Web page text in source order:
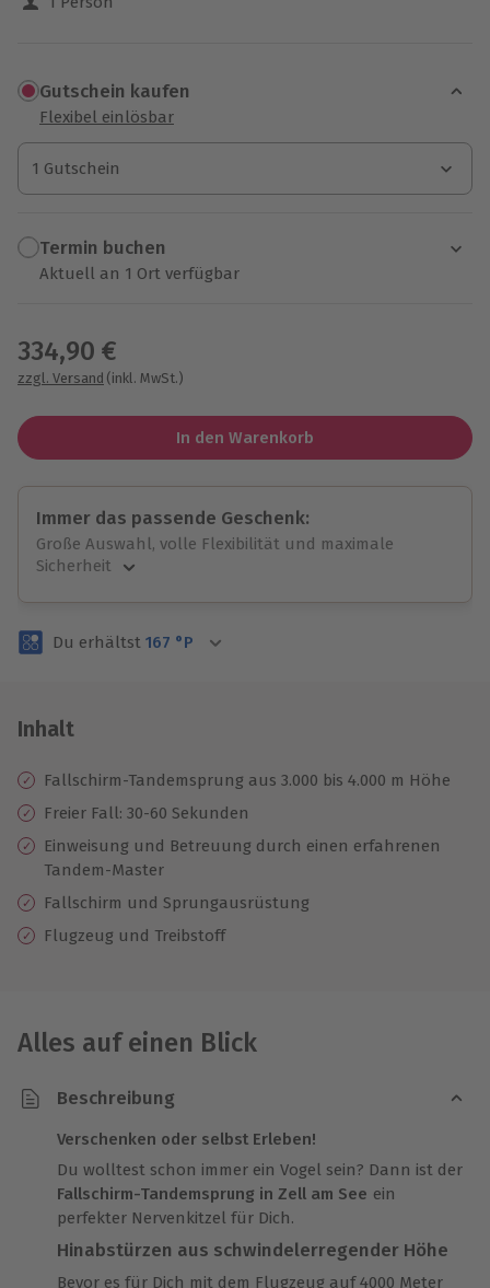
Gutschein kaufen
Flexibel einlösbar
1 Gutschein
1 Gutschein
1 Gutschein
Termin buchen
Aktuell an 1 Ort verfügbar
334,90 €
zzgl. Versand (inkl. MwSt.)
In den Warenkorb
Immer das passende Geschenk:
Große Auswahl, volle Flexibilität und maximale
Sicherheit
Volle Flexibilität
3 Jahre gültig & verlängerbar.
Du erhältst 167 °P
Inhalt
Fallschirm-Tandemsprung aus 3.000 bis 4.000 m Höhe
Freier Fall: 30-60 Sekunden
Einweisung und Betreuung durch einen erfahrenen
Tandem-Master
Fallschirm und Sprungausrüstung
Flugzeug und Treibstoff
Alles auf einen Blick
Beschreibung
Verschenken oder selbst Erleben!
Du wolltest schon immer ein Vogel sein? Dann ist der
Fallschirm-Tandemsprung in Zell am See ein
perfekter Nervenkitzel für Dich.
Hinabstürzen aus schwindelerregender Höhe
Bevor es für Dich mit dem Flugzeug auf 4000 Meter